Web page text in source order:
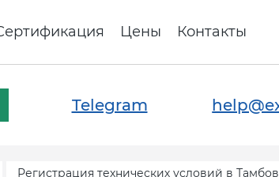
Цены Контакты
Telegram
Регистрация технических условий в